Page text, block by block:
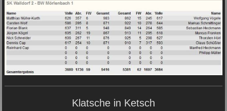
Klatsche in Ketsch